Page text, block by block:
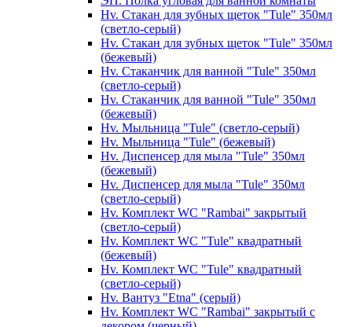
Hv. Стакан для зубных щеток "Tule" 350мл
(светло-серый)
Hv. Стакан для зубных щеток "Tule" 350мл
(бежевый)
Hv. Стаканчик для ванной "Tule" 350мл
(светло-серый)
Hv. Стаканчик для ванной "Tule" 350мл
(бежевый)
Hv. Мыльница "Tule" (светло-серый)
Hv. Мыльница "Tule" (бежевый)
Hv. Диспенсер для мыла "Tule" 350мл
(бежевый)
Hv. Диспенсер для мыла "Tule" 350мл
(светло-серый)
Hv. Комплект WC "Rambai" закрытый
(светло-серый)
Hv. Комплект WC "Tule" квадратный
(бежевый)
Hv. Комплект WC "Tule" квадратный
(светло-серый)
Hv. Вантуз "Etna" (серый)
Hv. Комплект WC "Rambai" закрытый с